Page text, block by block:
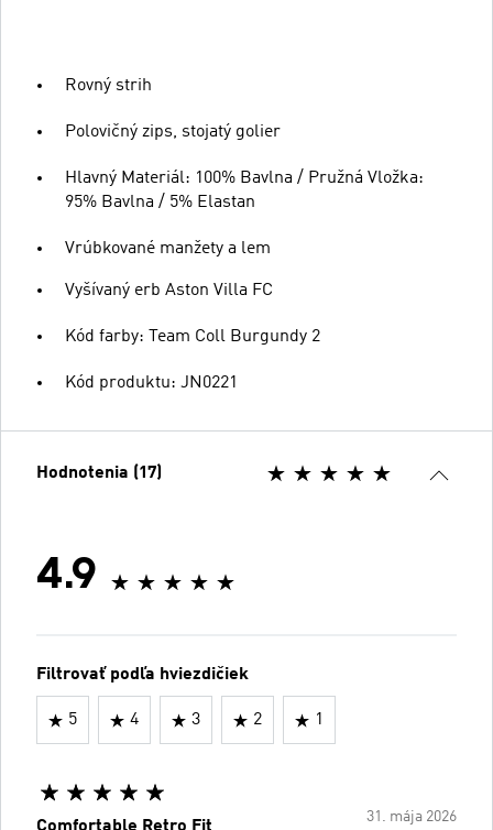
Rovný strih
Polovičný zips, stojatý golier
Hlavný Materiál: 100% Bavlna / Pružná Vložka:
95% Bavlna / 5% Elastan
Vrúbkované manžety a lem
Vyšívaný erb Aston Villa FC
Kód farby: Team Coll Burgundy 2
Kód produktu: JN0221
Hodnotenia (17)
4.9
Filtrovať podľa hviezdičiek
5 4 3 2 1
31. mája 2026